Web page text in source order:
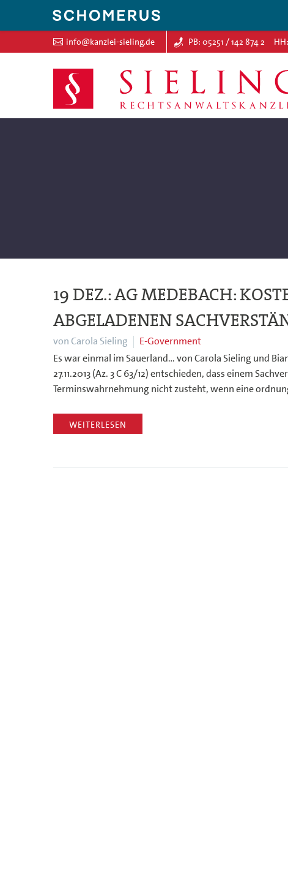
info@kanzlei-sieling.de PB: 05251 / 142 874 2
19 DEZ.:AG MEDEBACH:
ABGELADENEN
von Carola Sieling
E-Government
Es war einmal im Sauerland… von Carola Sieling und
27.11.2013 (Az. 3 C 63/12) entschieden, dass einem
Terminswahrnehmung nicht zusteht, wenn eine
WEITERLESEN